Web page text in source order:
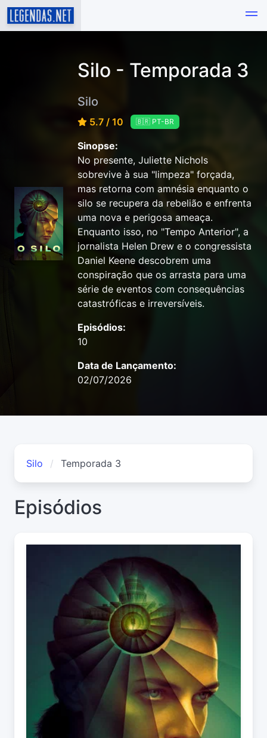
Silo - Temporada 3
Silo
5.7 / 10 🇧🇷 PT-BR
Sinopse:
No presente, Juliette Nichols
sobrevive à sua "limpeza" forçada,
mas retorna com amnésia enquanto o
silo se recupera da rebelião e enfrenta
uma nova e perigosa ameaça.
Enquanto isso, no "Tempo Anterior", a
jornalista Helen Drew e o congressista
Daniel Keene descobrem uma
conspiração que os arrasta para uma
série de eventos com consequências
catastróficas e irreversíveis.
Episódios:
10
Data de Lançamento:
02/07/2026
Silo Temporada 3
Episódios